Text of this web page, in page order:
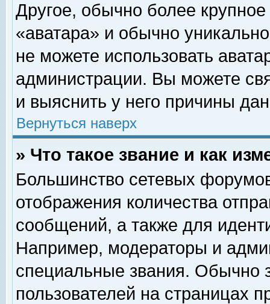
Другое, обычно более
«аватара» и обычно
не можете использовать
администрации. Вы можете
и выяснить у него причины
Вернуться наверх
» Что такое звание и как
Большинство сетевых
отображения количества
сообщений, а также для
Например, модераторы и
специальные звания. Обычно
пользователей на страницах